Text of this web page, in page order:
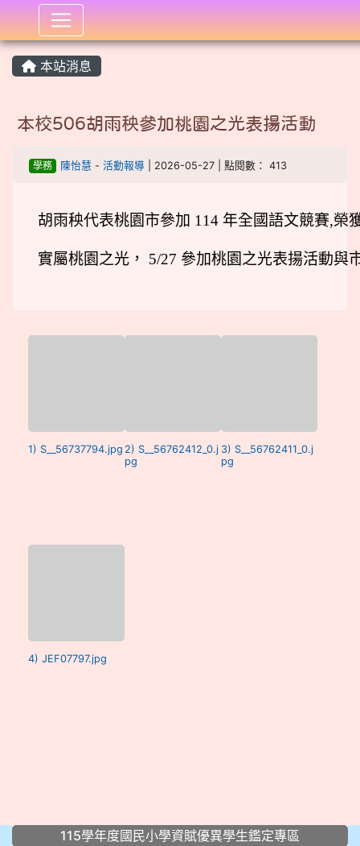
:::
本站消息
本校506胡雨秧參加桃園之光表揚活動
學務 陳怡慧 - 活動報導| 2026-05-27 | 點閱數： 413
胡雨秧代表桃園市參加 114 年全國語文競賽,榮
實屬桃園之光， 5/27 參加桃園之光表揚活動與
1) S__56737794.jpg 2) S__56762412_0.j
pg
3) S__56762411_0.j
pg
4) JEF07797.jpg
::: 115學年度國民小學資賦優異學生鑑定專區